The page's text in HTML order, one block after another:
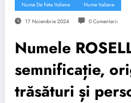
Nume De Fete Italiene Nume Italiene
17 Noiembrie 2024 0 Comentarii
Numele
semnificație,
trăsături și